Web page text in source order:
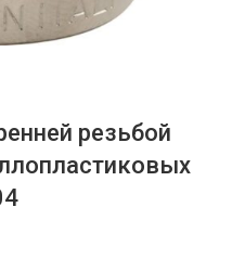
резьбой